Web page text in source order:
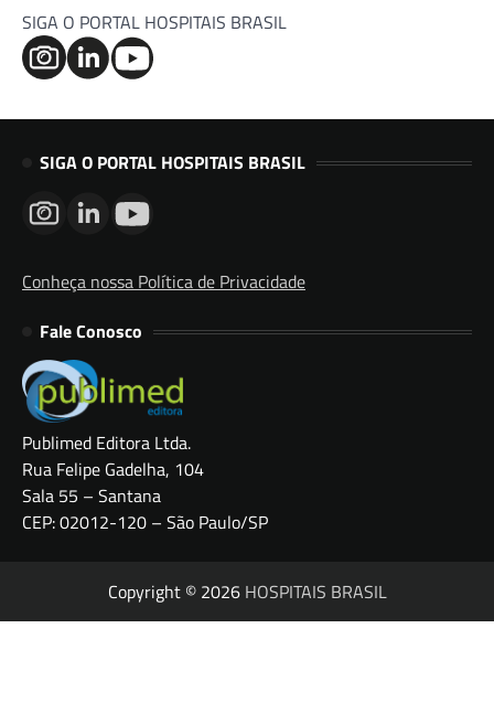
SIGA O PORTAL HOSPITAIS BRASIL
SIGA O PORTAL HOSPITAIS BRASIL
Conheça nossa Política de Privacidade
Fale Conosco
Publimed Editora Ltda.
Rua Felipe Gadelha, 104
Sala 55 – Santana
CEP: 02012-120 – São Paulo/SP
Copyright © 2026 HOSPITAIS BRASIL